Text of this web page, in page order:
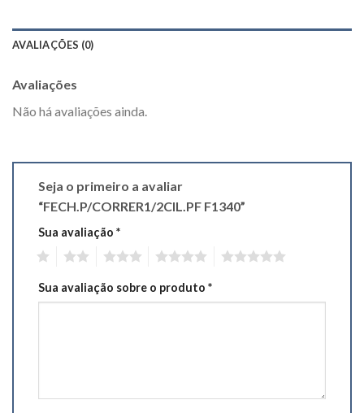
AVALIAÇÕES (0)
Avaliações
Não há avaliações ainda.
Seja o primeiro a avaliar
“FECH.P/CORRER1/2CIL.PF F1340”
Sua avaliação *
Sua avaliação sobre o produto *